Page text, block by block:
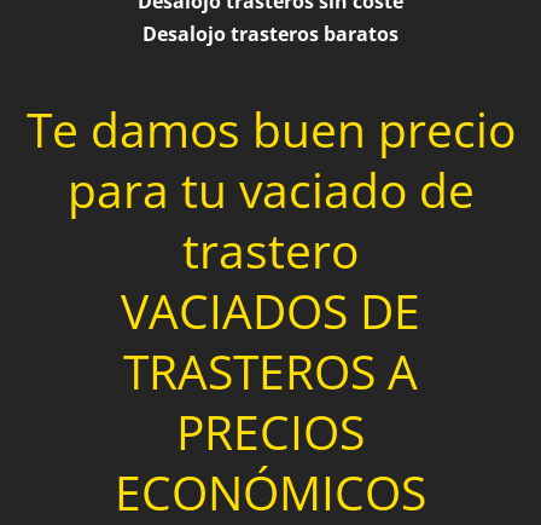
Desalojo trasteros baratos
Te damos buen precio
para tu vaciado de
trastero
VACIADOS DE
TRASTEROS A
PRECIOS
ECONÓMICOS